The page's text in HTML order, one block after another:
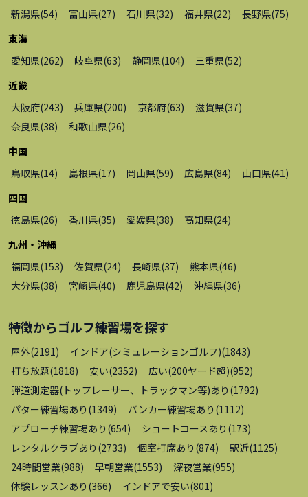
新潟県(54) 富山県(27) 石川県(32) 福井県(22) 長野県(75)
東海
愛知県(262) 岐阜県(63) 静岡県(104) 三重県(52)
近畿
大阪府(243) 兵庫県(200) 京都府(63) 滋賀県(37)
奈良県(38) 和歌山県(26)
中国
鳥取県(14) 島根県(17) 岡山県(59) 広島県(84) 山口県(41 )
四国
徳島県(26) 香川県(35) 愛媛県(38) 高知県(24)
九州・沖縄
福岡県(153) 佐賀県(24) 長崎県(37) 熊本県(46)
大分県(38) 宮崎県(40) 鹿児島県(42) 沖縄県(36)
特徴からゴルフ練習場を探す
屋外(2191 ) インドア(シミュレーションゴルフ)(1843)
打ち放題(1818) 安い(2352) 広い(200ヤード超)(952)
弾道測定器(トップレーサー、トラックマン等)あり (1792)
パター練習場あり (1349) バンカー練習場あり (1112)
アプローチ練習場あり (654) ショートコースあり (173)
レンタルクラブあり (2733) 個室打席あり (874) 駅近(1125)
24時間営業(988) 早朝営業(1553) 深夜営業(955)
体験レッスンあり (366) インドアで安い(801 )